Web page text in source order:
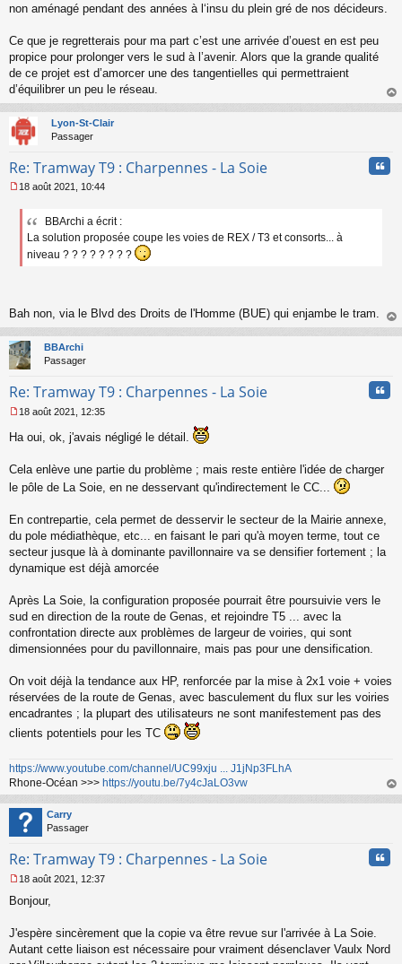
non aménagé pendant des années à l‘insu du plein gré de nos décideurs.
Ce que je regretterais pour ma part c’est une arrivée d’ouest en est peu
propice pour prolonger vers le sud à l’avenir. Alors que la grande qualité
de ce projet est d’amorcer une des tangentielles qui permettraient
d’équilibrer un peu le réseau.
au
Lyon-St-Clair
Passager
Re: Tramway T9 : Charpennes - La Soie
e
g
n
u
18 août 2021, 10:44
BBArchi a écrit :
La solution proposée coupe les voies de REX / T3 et consorts... à
niveau ? ? ? ? ? ? ? ?
Bah non, via le Blvd des Droits de l'Homme (BUE) qui enjambe le tram.
au
BBArchi
Passager
Re: Tramway T9 : Charpennes - La Soie
e
a
g
n
n
l
u
18 août 2021, 12:35
Ha oui, ok, j'avais négligé le détail.
Cela enlève une partie du problème ; mais reste entière l'idée de charger
le pôle de La Soie, en ne desservant qu'indirectement le CC...
En contrepartie, cela permet de desservir le secteur de la Mairie annexe,
du pole médiathèque, etc... en faisant le pari qu'à moyen terme, tout ce
secteur jusque là à dominante pavillonnaire va se densifier fortement ; la
dynamique est déjà amorcée
Après La Soie, la configuration proposée pourrait être poursuivie vers le
sud en direction de la route de Genas, et rejoindre T5 ... avec la
confrontation directe aux problèmes de largeur de voiries, qui sont
dimensionnées pour du pavillonnaire, mais pas pour une densification.
On voit déjà la tendance aux HP, renforcée par la mise à 2x1 voie + voies
réservées de la route de Genas, avec basculement du flux sur les voiries
encadrantes ; la plupart des utilisateurs ne sont manifestement pas des
clients potentiels pour les TC
https://www.youtube.com/channel/UC99xju ... J1jNp3FLhA
Rhone-Océan >>> https://youtu.be/7y4cJaLO3vw
au
Carry
Passager
Re: Tramway T9 : Charpennes - La Soie
e
s
g
18 août 2021, 12:37
Bonjour,
J'espère sincèrement que la copie va être revue sur l'arrivée à La Soie.
Autant cette liaison est nécessaire pour vraiment désenclaver Vaulx Nord